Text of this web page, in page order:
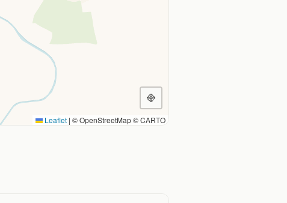
Leaflet | © OpenStreetMap © CARTO